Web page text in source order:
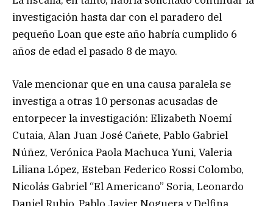
investigación hasta dar con el paradero del
pequeño Loan que este año habría cumplido 6
años de edad el pasado 8 de mayo.
Vale mencionar que en una causa paralela se
investiga a otras 10 personas acusadas de
entorpecer la investigación: Elizabeth Noemí
Cutaia, Alan Juan José Cañete, Pablo Gabriel
Núñez, Verónica Paola Machuca Yuni, Valeria
Liliana López, Esteban Federico Rossi Colombo,
Nicolás Gabriel “El Americano” Soria, Leonardo